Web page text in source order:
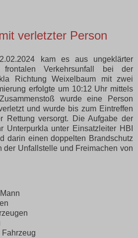
verletzter Person
kam es aus ungeklärter
Verkehrsunfall bei der
Richtung Weixelbaum mit zwei
erfolgte um 10:12 Uhr mittels
wurde eine Person
und wurde bis zum Eintreffen
Rettung versorgt. Die Aufgabe der
Unterpurkla unter Einsatzleiter HBI
darin einen doppelten Brandschutz
der Unfallstelle und Freimachen von